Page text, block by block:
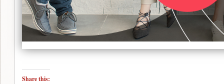
Share this: